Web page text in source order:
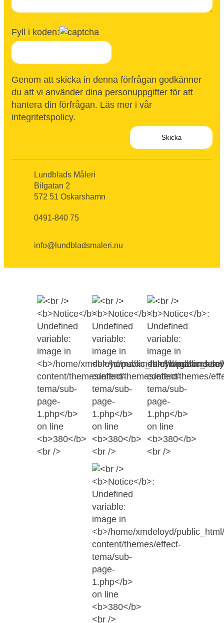
Fyll i koden:
Genom att skicka in denna förfrågan godkänner
du att vi använder dina personuppgifter för att
hantera din förfrågan. Läs mer i vår
integritetspolicy.
Lundblads Måleri
Bilgatan 2
572 51 Oskarshamn
0491-840 75
info@lundbladsmaleri.nu